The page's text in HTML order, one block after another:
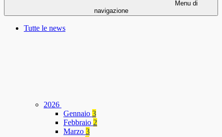
Menu di
navigazione
Tutte le news
2026
Gennaio 3
Febbraio 2
Marzo 3